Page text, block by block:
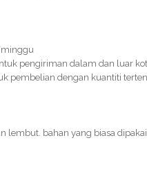
minggu
pengiriman dalam dan luar
pembelian dengan kuantiti
lembut. bahan yang biasa